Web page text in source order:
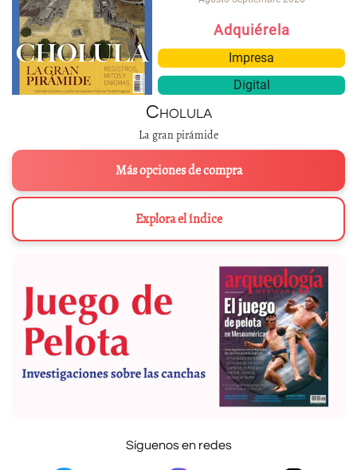
Adquiérela
Impresa
Digital
Cholula
La gran pirámide
Más opciones de compra
Explora el índice
Síguenos en redes